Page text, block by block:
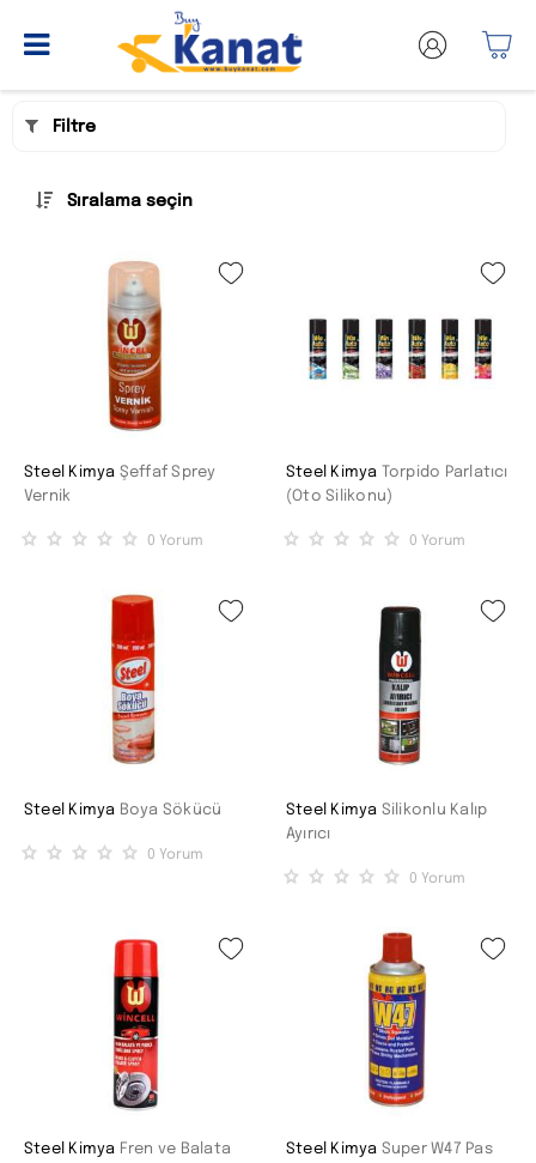
Filtre
Sıralama seçin
Steel Kimya Şeffaf Sprey
Vernik
0 Yorum
Steel Kimya
Torpido Parlatıcı
(Oto Silikonu)
0 Yorum
Steel Kimya Boya Sökücü
0 Yorum
Steel Kimya Silikonlu Kalıp
Ayırıcı
0 Yorum
Steel Kimya Fren ve Balata
Steel Kimya Super W47 Pas